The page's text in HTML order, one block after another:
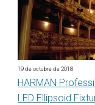
19 de octubre de 2018
HARMAN
LED Ellipsoid